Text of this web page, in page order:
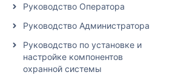
Руководство Оператора
Руководство Администратора
Руководство по установке и
настройке компонентов
охранной системы